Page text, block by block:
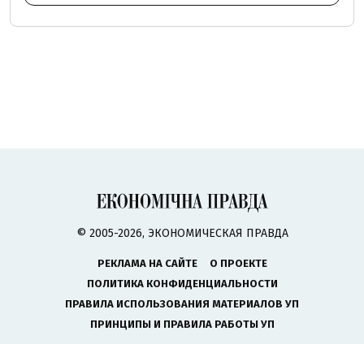
© 2005-2026, ЭКОНОМИЧЕСКАЯ ПРАВДА
РЕКЛАМА НА САЙТЕ
О ПРОЕКТЕ
ПОЛИТИКА КОНФИДЕНЦИАЛЬНОСТИ
ПРАВИЛА ИСПОЛЬЗОВАНИЯ МАТЕРИАЛОВ УП
ПРИНЦИПЫ И ПРАВИЛА РАБОТЫ УП